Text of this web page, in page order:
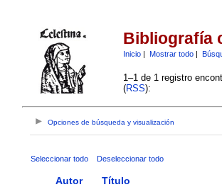
Bibliografía
Inicio| Mostrar todo|
1–1 de 1 registro
(RSS):
Opciones de búsqueda y visualización
Seleccionar todo Deseleccionar todo
Autor Título